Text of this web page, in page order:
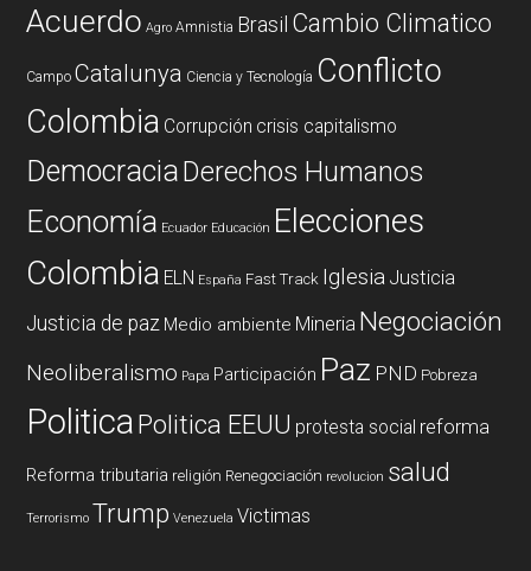
Acuerdo Agro Amnistia Brasil Cambio Climatico
Campo Catalunya Ciencia y Tecnología Conflicto
Colombia Corrupción crisis capitalismo
DemocraciaDerechos Humanos
Economía Ecuador Educación Elecciones
Colombia ELN España Fast Track Iglesia Justicia
Justicia de paz Medio ambiente Mineria Negociación
Neoliberalismo Papa Participación Paz PND Pobreza
PoliticaPolitica EEUU protesta social reforma
Reforma tributaria religión Renegociación revolucion salud
Terrorismo Trump Venezuela Victimas